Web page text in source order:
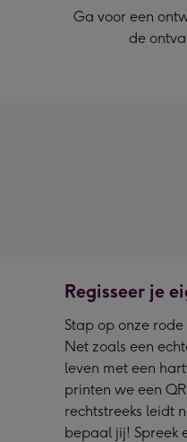
Ga voor een
de
Regisseer je
Stap op onze
Net zoals een
leven met een
printen we een
rechtstreeks leidt
bepaal jij! Spreek